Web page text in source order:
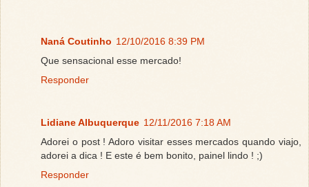
Naná Coutinho 12/10/2016 8:39 PM
Que sensacional esse mercado!
Responder
Lidiane Albuquerque 12/11/2016 7:18 AM
Adorei o post ! Adoro visitar esses mercados quando viajo,
adorei a dica ! E este é bem bonito, painel lindo ! ;)
Responder